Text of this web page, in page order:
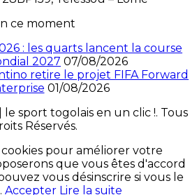
ce moment
: les quarts lancent la course
2027 07/08/2026
retire le projet FIFA Forward
01/08/2026
sport togolais en un clic !. Tous
Réservés.
cookies pour améliorer votre
que vous êtes d'accord
vous désinscrire si vous le
Accepter Lire la suite